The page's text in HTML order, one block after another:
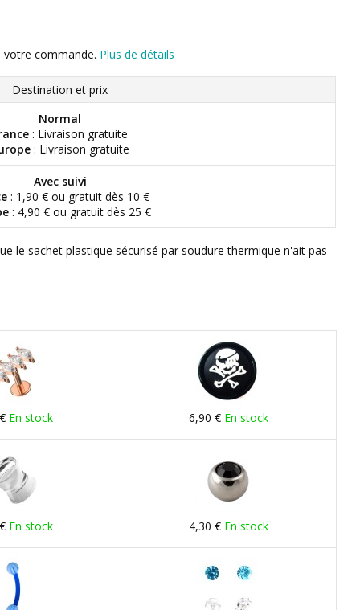
votre commande. Plus de détails
Destination et prix
Normal
: Livraison gratuite
: Livraison gratuite
Avec suivi
: 1,90 € ou gratuit dès 10 €
: 4,90 € ou gratuit dès 25 €
le sachet plastique sécurisé par soudure thermique n'ait pas
En stock 6,90 € En stock
En stock 4,30 € En stock